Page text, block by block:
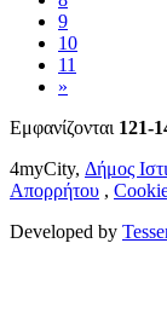
9
10
11
»
Εμφανίζονται 121-
4myCity, Δήμος
Απορρήτου ,
Developed by